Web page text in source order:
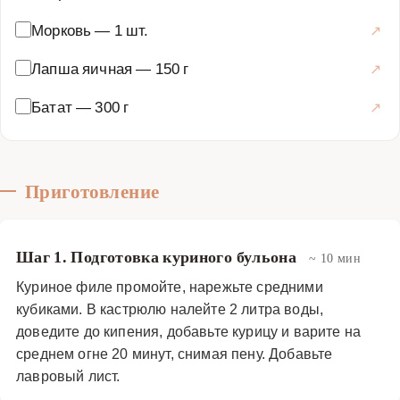
Идеальный баланс питательности и легкости делает
этот суп любимым блюдом для всей семьи.
Морковь — 1 шт.
Лапша яичная — 150 г
Батат—300 г
Приготовление
Шаг 1. Подготовка куриного бульона ~ 10 мин
Куриное филе промойте, нарежьте средними
кубиками. В кастрюлю налейте 2 литра воды,
доведите до кипения, добавьте курицу и варите на
среднем огне 20 минут, снимая пену. Добавьте
лавровый лист.